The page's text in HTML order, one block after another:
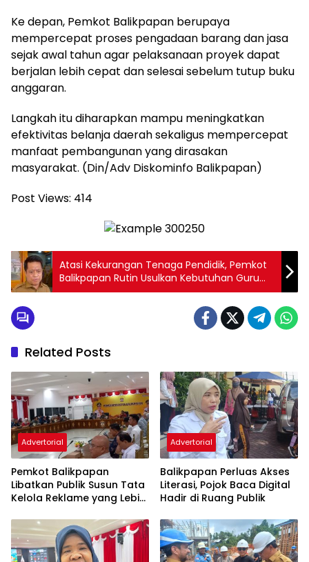
Ke depan, Pemkot Balikpapan berupaya
mempercepat proses pengadaan barang dan jasa
sejak awal tahun agar pelaksanaan proyek dapat
berjalan lebih cepat dan selesai sebelum tutup buku
anggaran.
Langkah itu diharapkan mampu meningkatkan
efektivitas belanja daerah sekaligus mempercepat
manfaat pembangunan yang dirasakan
masyarakat. (Din/Adv Diskominfo Balikpapan)
Post Views: 414
Atasi Kekurangan Tenaga Pendidik, Pemkot
Balikpapan Rutin Usulkan Kebutuhan Guru
Kepada Pemerintah Pusat
Related Posts
Advertorial
Pemkot Balikpapan
Libatkan Publik Susun Tata
Kelola Reklame yang Lebih
Advertorial
Balikpapan Perluas Akses
Literasi, Pojok Baca Digital
Hadir di Ruang Publik